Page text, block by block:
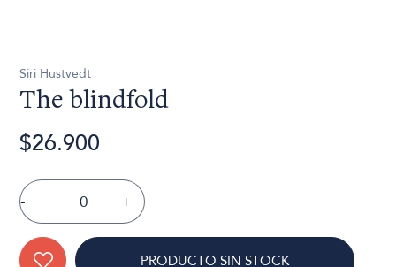
Siri Hustvedt
The blindfold
$26.900
- +
PRODUCTO SIN STOCK